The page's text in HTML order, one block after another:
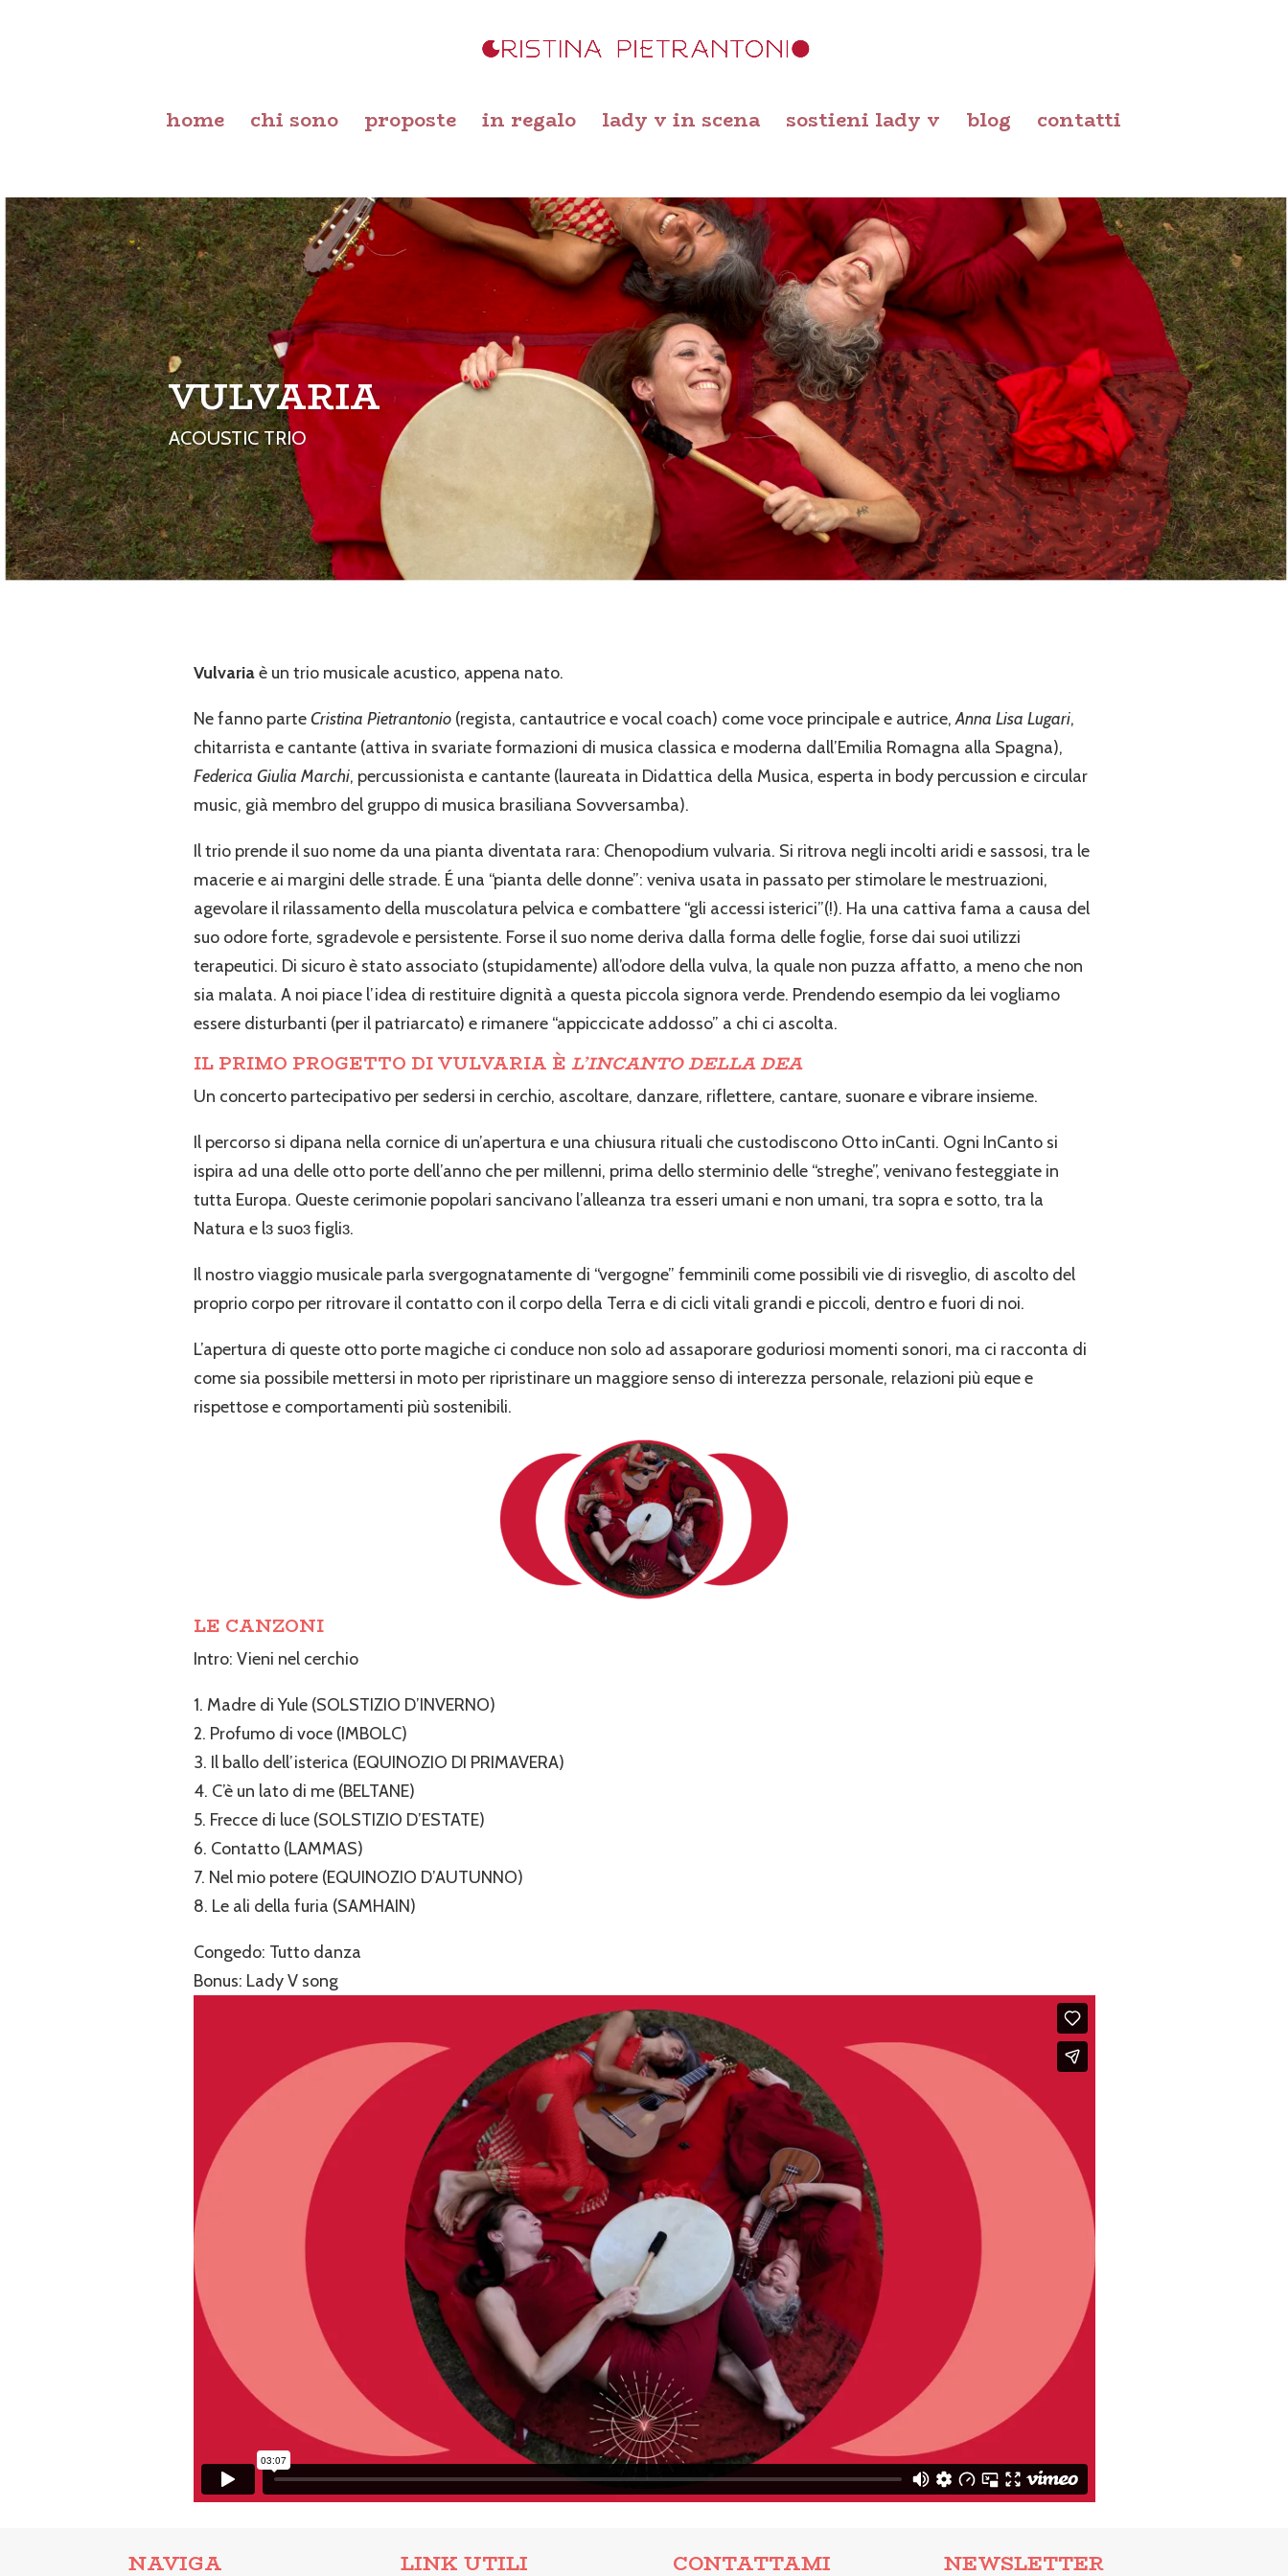
home chi sono proposte in regalo lady v in scena sostieni lady v blog contatti
VULVARIA
ACOUSTIC TRIO
Vulvariaè un trio musicale acustico, appena nato.
Ne fanno parteCristina Pietrantonio(regista, cantautrice e vocal coach) come voce principale e autrice,Anna Lisa Lugari,
chitarrista e cantante (attiva in svariate formazioni di musica classica e moderna dall’Emilia Romagna alla Spagna),
Federica Giulia Marchi, percussionista e cantante (laureata in Didattica della Musica, esperta in body percussion e circular
music, già membro del gruppo di musica brasiliana Sovversamba).
Il trio prende il suo nome da una pianta diventata rara: Chenopodium vulvaria. Si ritrova negli incolti aridi e sassosi, tra le
macerie e ai margini delle strade. É una “pianta delle donne”: veniva usata in passato per stimolare le mestruazioni,
agevolare il rilassamento della muscolatura pelvica e combattere “gli accessi isterici”(!). Ha una cattiva fama a causa del
suo odore forte, sgradevole e persistente. Forse il suo nome deriva dalla forma delle foglie, forse dai suoi utilizzi
terapeutici. Di sicuro è stato associato (stupidamente) all’odore della vulva, la quale non puzza affatto, a meno che non
sia malata. A noi piace l’idea di restituire dignità a questa piccola signora verde. Prendendo esempio da lei vogliamo
essere disturbanti (per il patriarcato) e rimanere “appiccicate addosso” a chi ci ascolta.
IL PRIMO PROGETTO DI VULVARIA È L’INCANTO DELLA DEA
Un concerto partecipativo per sedersi in cerchio, ascoltare, danzare, riflettere, cantare, suonare e vibrare insieme.
Il percorso si dipana nella cornice di un’apertura e una chiusura rituali che custodiscono Otto inCanti. Ogni InCanto si
ispira ad una delle otto porte dell’anno che per millenni, prima dello sterminio delle “streghe”, venivano festeggiate in
tutta Europa. Queste cerimonie popolari sancivano l’alleanza tra esseri umani e non umani, tra sopra e sotto, tra la
Natura e lɜ suoɜ figliɜ.
Il nostro viaggio musicale parla svergognatamente di “vergogne” femminili come possibili vie di risveglio, di ascolto del
proprio corpo per ritrovare il contatto con il corpo della Terra e di cicli vitali grandi e piccoli, dentro e fuori di noi.
L’apertura di queste otto porte magiche ci conduce non solo ad assaporare goduriosi momenti sonori, ma ci racconta di
come sia possibile mettersi in moto per ripristinare un maggiore senso di interezza personale, relazioni più eque e
rispettose e comportamenti più sostenibili.
LE CANZONI
Intro: Vieni nel cerchio
1. Madre di Yule (SOLSTIZIO D’INVERNO)
2. Profumo di voce (IMBOLC)
3. Il ballo dell’isterica (EQUINOZIO DI PRIMAVERA)
4. C’è un lato di me (BELTANE)
5. Frecce di luce (SOLSTIZIO D’ESTATE)
6. Contatto (LAMMAS)
7. Nel mio potere (EQUINOZIO D’AUTUNNO)
8. Le ali della furia (SAMHAIN)
Congedo: Tutto danza
Bonus: Lady V song
NAVIGA LINK UTILI CONTATTAMI NEWSLETTER